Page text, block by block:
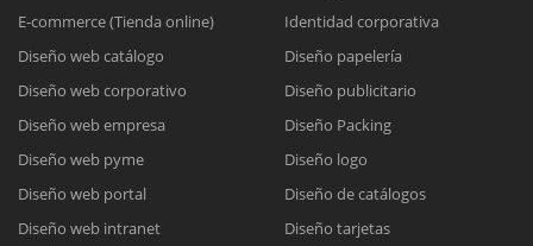
E-commerce (Tienda online)
Diseño web catálogo
Diseño web corporativo
Diseño web empresa
Diseño web pyme
Diseño web portal
Diseño web intranet
Identidad corporativa
Diseño papelería
Diseño publicitario
Diseño Packing
Diseño logo
Diseño de catálogos
Diseño tarjetas